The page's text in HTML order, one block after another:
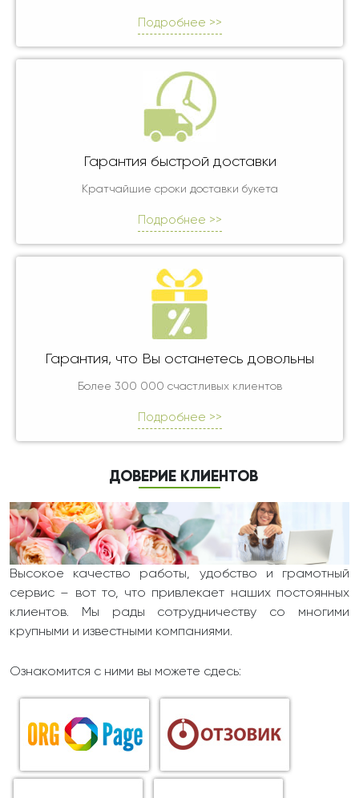
Подробнее >>
Гарантия быстрой доставки
Кратчайшие сроки доставки букета
Подробнее >>
Гарантия, что Вы останетесь довольны
Более 300 000 счастливых клиентов
Подробнее >>
ДОВЕРИЕ КЛИЕНТОВ
Высокое качество работы, удобство и грамотный
сервис – вот то, что привлекает наших постоянных
клиентов. Мы рады сотрудничеству со многими
крупными и известными компаниями.
Ознакомится с ними вы можете сдесь: